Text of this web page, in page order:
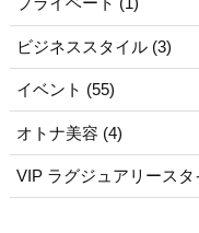
プライベート (1)
ビジネススタイル (3)
イベント (55)
オトナ美容 (4)
VIP ラグジュアリースタ